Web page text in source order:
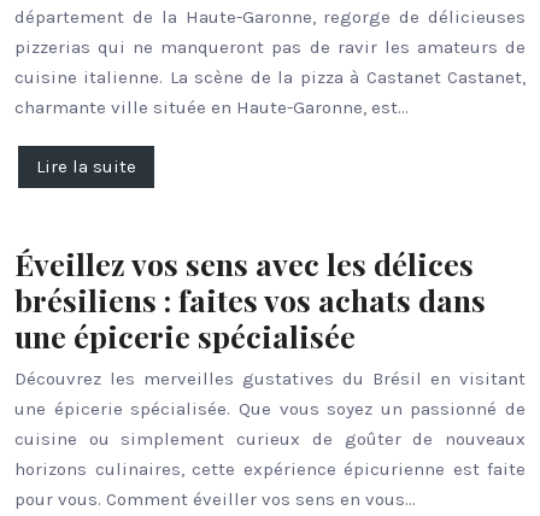
département de la Haute-Garonne, regorge de délicieuses
pizzerias qui ne manqueront pas de ravir les amateurs de
cuisine italienne. La scène de la pizza à Castanet Castanet,
charmante ville située en Haute-Garonne, est…
Lire la suite
Éveillez vos sens avec les délices
brésiliens : faites vos achats dans
une épicerie spécialisée
Découvrez les merveilles gustatives du Brésil en visitant
une épicerie spécialisée. Que vous soyez un passionné de
cuisine ou simplement curieux de goûter de nouveaux
horizons culinaires, cette expérience épicurienne est faite
pour vous. Comment éveiller vos sens en vous…